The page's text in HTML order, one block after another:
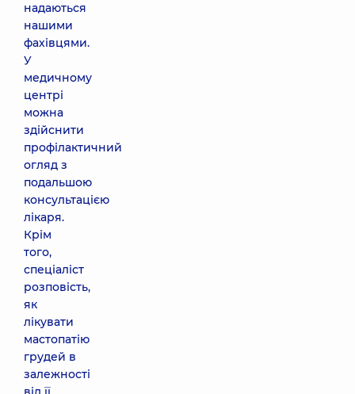
надаються
нашими
фахівцями.
У
медичному
центрі
можна
здійснити
профілактичний
огляд з
подальшою
консультацією
лікаря.
Крім
того,
спеціаліст
розповість,
як
лікувати
мастопатію
грудей в
залежності